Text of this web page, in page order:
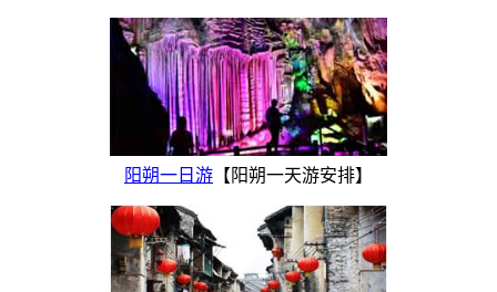
阳朔一日游 【阳朔一天游安排】